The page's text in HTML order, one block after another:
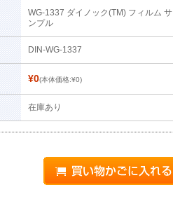
WG-1337 ダイノック(TM) フィルム サ
ンプル
DIN-WG-1337
¥0(本体価格:¥0)
在庫あり